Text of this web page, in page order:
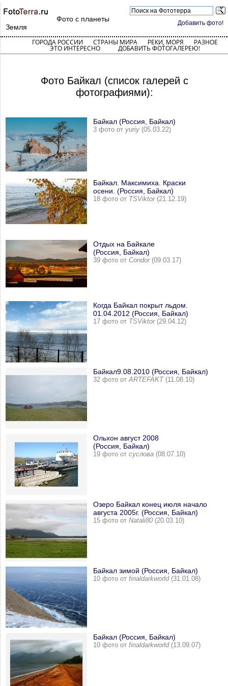
Добавить фото!
Фото с планеты
Земля
ГОРОДА РОССИИ СТРАНЫ МИРА РЕКИ, МОРЯ РАЗНОЕ
ЭТО ИНТЕРЕСНО ДОБАВИТЬ ФОТОГАЛЕРЕЮ!
Фото Байкал (список галерей с
фотографиями):
Байкал (Россия, Байкал)
3 фото от yuriy (05.03.22)
Байкал. Максимиха. Краски
осени. (Россия, Байкал)
18 фото от TSViktor(21.12.19)
Отдых на Байкале
(Россия, Байкал)
39 фото от Condor(09.03.17)
Когда Байкал покрыт льдом.
01.04.2012 (Россия, Байкал)
17 фото от TSViktor(29.04.12)
Байкал9.08.2010 (Россия, Байкал)
32 фото отARTEFAKT(11.08.10)
Ольхон август 2008
(Россия, Байкал)
19 фото от суслова (08.07.10)
Озеро Байкал конец июля начало
августа 2005г. (Россия, Байкал)
15 фото от Natali80 (20.03.10)
Байкал зимой (Россия, Байкал)
10 фото от finaldarkworld(31.01.08)
Байкал (Россия, Байкал)
10 фото от finaldarkworld(13.09.07)